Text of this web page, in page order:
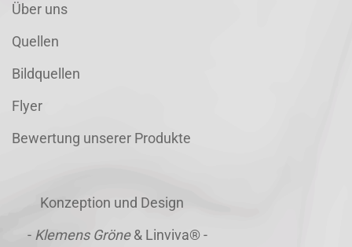
Über uns
Quellen
Bildquellen
Flyer
Bewertung unserer Produkte
Konzeption und Design
- Klemens Gröne& Linviva® -